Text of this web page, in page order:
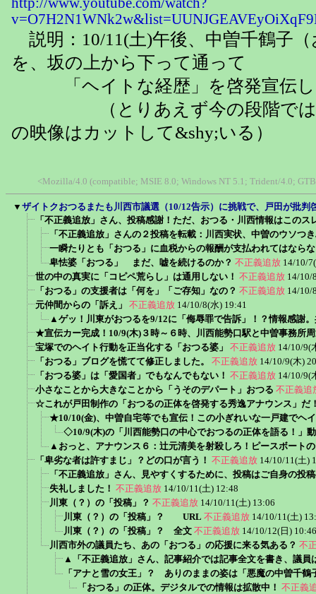
http://www.youtube.com/watch?
説明：10/11(土)午後、中曽千鶴子
を、坂の上から下って通って
「ヘイトな経歴」を啓発宣伝し
（とりあえず今の段階では
の映像はカットして&shy;いる）
<Mozilla/4.0 (compatible; MSIE 8.0; Windows NT 5.1; Trident/4.0;
▼ ザイトクおつるまたも川西市議選（10/12告示）に挑戦で、戸田が批判
「不正義追放」さん、投稿感謝！ただ、おつる・川西情報はこのス
「不正義追放」さんの２投稿を転載：川西実状、中曽のウソつ
一瞬たりとも「おつる」に血税からの報酬が支払われてはなら
卑怯婆「おつる」 まだ、嘘を続けるのか？ 不正義追放 14/10/
世の中の真実に「コピペ荒らし」は通用しない！ 不正義追放 14/10/
「おつる」の支援者は「何を」「ご存知」なの？ 不正義追放 14/10/
元仲間からの「訴え」
不正義追放 14/10/8(水) 19:41
▲ゲッ！川東がおつるを9/12に「侮辱罪で告訴」！？情報感謝
★宣伝カー完成！10/9(木)３時～６時、川西能勢口駅と中曽事務所
宝塚でのヘイト行動を正当化する「おつる婆」
不正義追放 14/10/9(
「おつる」ブログを慌てて修正しました。
不正義追放 14/10/9(木)
「おつる婆」は「愛国者」でもなんでもない！ 不正義追放 14/10/9(
小さなことから大きなことから「うそのデパート」おつる 不正義追
☆これが戸田制作の「おつるの正体を啓発する秀逸アナウンス」だ
★10/10(金)、中曽自宅等でも宣伝！この小ぎれいな一戸建でヘ
◇10/9(木)の「川西能勢口の中心でおつるの正体を語る！」
▲おっと、アナウンス６：辻元清美を射殺しろ！ピースボート
「卑劣な者は許すまじ」？どの口が言う！ 不正義追放 14/10/11(土)
「不正義追放」さん、見やすくするために、投稿はご自身の投
失礼しました！ 不正義追放 14/10/11(土) 12:48
川東（？）の「投稿」？ 不正義追放 14/10/11(土) 13:06
川東（？）の「投稿」？ URL 不正義追放 14/10/11(土)
川東（？）の「投稿」？ 全文 不正義追放 14/10/12(日) 10:46
川西市外の議員たち、あの「おつる」の応援に来る気ある？ 不
▲「不正義追放」さん、記事紹介では記事全文を書き、議員
「アナと雪の女王」？ ありのままの姿は「悪魔の中曽千
「おつる」の正体。デジタルでの情報は拡散中！ 不正義